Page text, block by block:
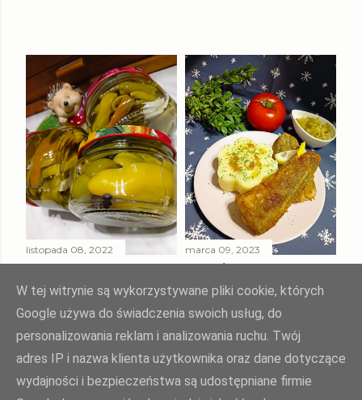
listopada 08, 2022
PAPRYKA ZIELONA
W ZALEWIE
SŁODKO - KWAŚNEJ
Udostępnij Prześlij komentarz
marca 09, 2023
SMAŻONY
MORSZCZUK
TUSZKA
Udostępnij Prześlij komentarz
W tej witrynie są wykorzystywane pliki cookie, których
Google używa do świadczenia swoich usług, do
personalizowania reklam i analizowania ruchu. Twój
adres IP i nazwa klienta użytkownika oraz dane dotyczące
wydajności i bezpieczeństwa są udostępniane firmie